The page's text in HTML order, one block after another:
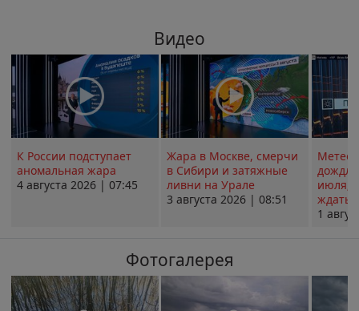
Видео
К России подступает
аномальная жара
4 августа 2026 | 07:45
Жара в Москве, смерчи
в Сибири и затяжные
ливни на Урале
3 августа 2026 | 08:51
июля;
ждать
1
Фотогалерея